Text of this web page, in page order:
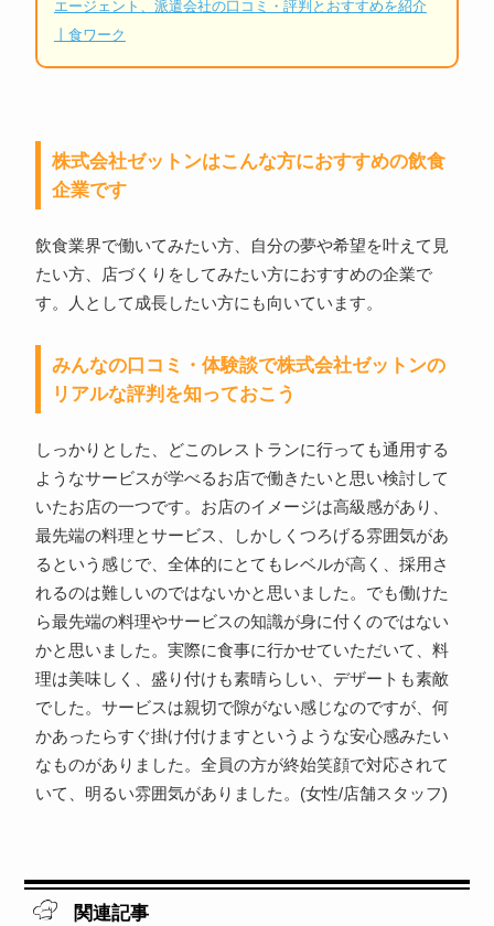
エージェント、派遣会社の口コミ・評判とおすすめを紹介
丨食ワーク
株式会社ゼットンはこんな方におすすめの飲食
企業です
飲食業界で働いてみたい方、自分の夢や希望を叶えて見
たい方、店づくりをしてみたい方におすすめの企業で
す。人として成長したい方にも向いています。
みんなの口コミ・体験談で株式会社ゼットンの
リアルな評判を知っておこう
しっかりとした、どこのレストランに行っても通用する
ようなサービスが学べるお店で働きたいと思い検討して
いたお店の一つです。お店のイメージは高級感があり、
最先端の料理とサービス、しかしくつろげる雰囲気があ
るという感じで、全体的にとてもレベルが高く、採用さ
れるのは難しいのではないかと思いました。でも働けた
ら最先端の料理やサービスの知識が身に付くのではない
かと思いました。実際に食事に行かせていただいて、料
理は美味しく、盛り付けも素晴らしい、デザートも素敵
でした。サービスは親切で隙がない感じなのですが、何
かあったらすぐ掛け付けますというような安心感みたい
なものがありました。全員の方が終始笑顔で対応されて
いて、明るい雰囲気がありました。(女性/店舗スタッフ)
関連記事